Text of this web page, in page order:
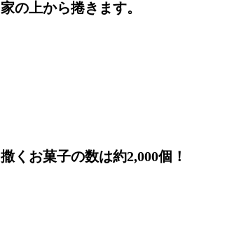
家の上から捲きます。
撒くお菓子の数は約2,000個！